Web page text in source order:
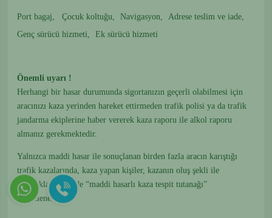
Port bagaj, Çocuk koltuğu, Navigasyon,
Adrese teslim ve iade,
Genç sürücü hizmeti,
Ek sürücü hizmeti
Önemli uyarı !
Herhangi bir hasar durumunda sigortanızın geçerli olabilmesi için
aracınızı kaza yerinden hareket ettirmeden trafik polisi ya da trafik
jandarma ekiplerine haber vererek kaza raporu ile alkol raporu
almanız gerekmektedir.
Yalnızca maddi hasar ile sonuçlanan birden fazla aracın karıştığı
trafik kazalarında, kaza yapan kişiler, kazanın oluş şekli ile
anlaştıkları taktirde “maddi hasarlı kaza tespit tutanağı”
düzenlenebilir.